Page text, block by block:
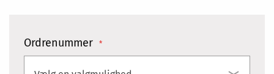
Ordrenummer